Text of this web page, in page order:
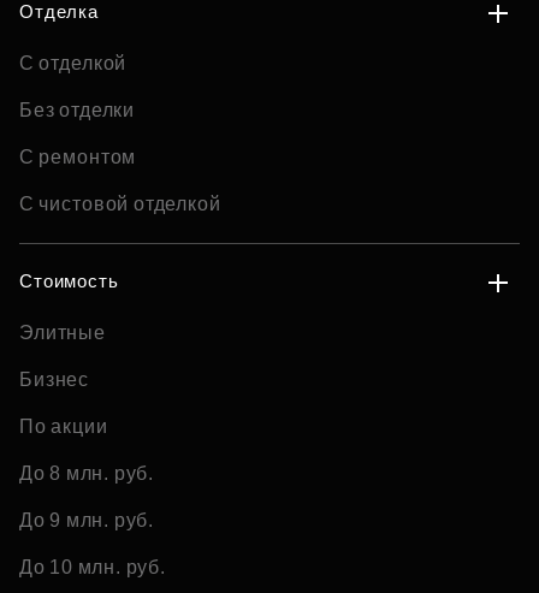
Отделка
С отделкой
Без отделки
С ремонтом
С чистовой отделкой
Стоимость
Элитные
Бизнес
По акции
До 8 млн. руб.
До 9 млн. руб.
До 10 млн. руб.